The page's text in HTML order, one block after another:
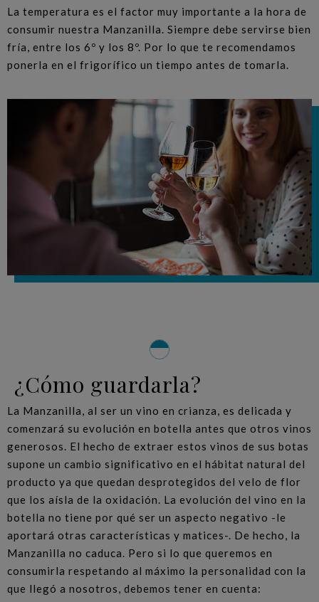
La temperatura es el factor muy importante a la hora de
consumir nuestra Manzanilla. Siempre debe servirse bien
fría, entre los 6º y los 8º. Por lo que te recomendamos
ponerla en el frigorífico un tiempo antes de tomarla.
¿Cómo guardarla?
La Manzanilla, al ser un vino en crianza, es delicada y
comenzará su evolución en botella antes que otros vinos
generosos. El hecho de extraer estos vinos de sus botas
supone un cambio significativo en el hábitat natural del
producto ya que quedan desprotegidos del velo de flor
que los aísla de la oxidación. La evolución del vino en la
botella no tiene por qué ser un aspecto negativo -le
aportará otras características y matices-. De hecho, la
Manzanilla no caduca. Pero si lo que queremos en
consumirla respetando al máximo la personalidad con la
que llegó a nosotros, debemos tener en cuenta: